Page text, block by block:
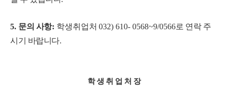
5. 문의 사항: 학생취업처 032) 610- 0568~9/0566로 연락 주
시기 바랍니다.
학 생 취 업 처 장